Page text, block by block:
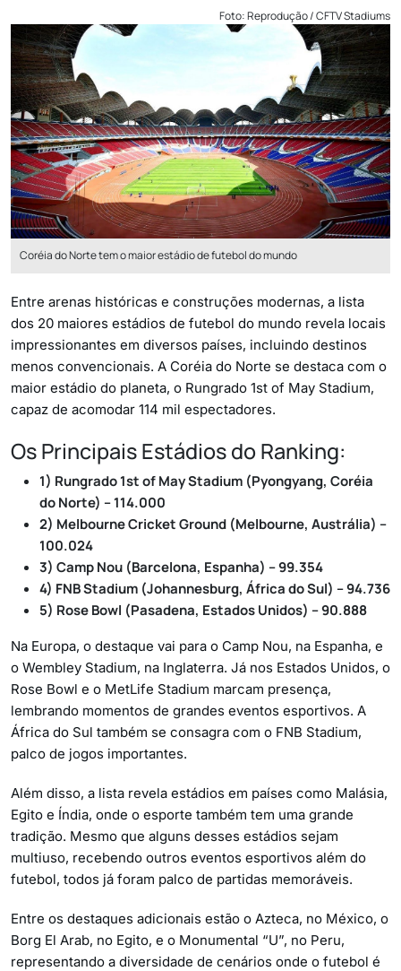
Foto: Reprodução / CFTV Stadiums
Coréia do Norte tem o maior estádio de futebol do mundo
Entre arenas históricas e construções modernas, a lista
dos 20 maiores estádios de futebol do mundo revela locais
impressionantes em diversos países, incluindo destinos
menos convencionais. A Coréia do Norte se destaca com o
maior estádio do planeta, o Rungrado 1st of May Stadium,
capaz de acomodar 114 mil espectadores.
Os Principais Estádios do Ranking:
1) Rungrado 1st of May Stadium (Pyongyang, Coréia
do Norte) – 114.000
2) Melbourne Cricket Ground (Melbourne, Austrália) –
100.024
3) Camp Nou (Barcelona, Espanha) – 99.354
4) FNB Stadium (Johannesburg, África do Sul) – 94.736
5) Rose Bowl (Pasadena, Estados Unidos) – 90.888
Na Europa, o destaque vai para o Camp Nou, na Espanha, e
o Wembley Stadium, na Inglaterra. Já nos Estados Unidos, o
Rose Bowl e o MetLife Stadium marcam presença,
lembrando momentos de grandes eventos esportivos. A
África do Sul também se consagra com o FNB Stadium,
palco de jogos importantes.
Além disso, a lista revela estádios em países como Malásia,
Egito e Índia, onde o esporte também tem uma grande
tradição. Mesmo que alguns desses estádios sejam
multiuso, recebendo outros eventos esportivos além do
futebol, todos já foram palco de partidas memoráveis.
Entre os destaques adicionais estão o Azteca, no México, o
Borg El Arab, no Egito, e o Monumental “U”, no Peru,
representando a diversidade de cenários onde o futebol é